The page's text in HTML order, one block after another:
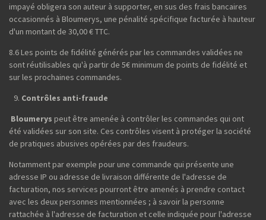
impayé obligera son auteur à supporter, en sus des frais bancaires
occasionnés à Bloumerys, une pénalité spécifique facturée à hauteur
d'un montant de 30,00 € TTC.
8.6 Les points de fidélité générés par les commandes validées ne
sont réutilisables qu'à partir de 5€ minimum de points de fidélité et
sur les prochaines commandes.
Contrôles anti-fraude
Bloumerys peut être amenée à contrôler les commandes qui ont
été validées sur son site. Ces contrôles visent à protéger la société
de pratiques abusives opérées par des fraudeurs.
Notamment par exemple pour une commande qui présente une
adresse IP ou adresse de livraison différente de l'adresse de
facturation, nos services pourront être amenés à prendre contact
avec les deux personnes mentionnées ; à savoir la personne
rattachée à l'adresse de facturation et celle indiquée pour l'adresse